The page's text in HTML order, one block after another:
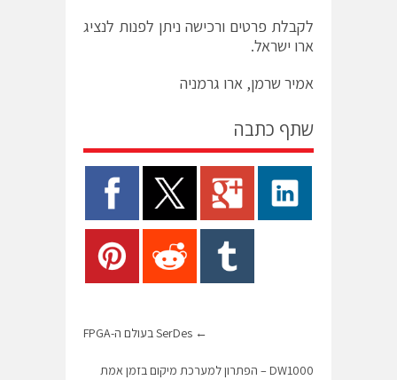
לקבלת פרטים ורכישה ניתן לפנות לנציג
ארו ישראל.
אמיר שרמן, ארו גרמניה
שתף כתבה
←
DW1000 – הפתרון למערכת מיקום בזמן אמת